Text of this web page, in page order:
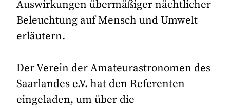
Auswirkungen übermäßiger nächtlicher
Beleuchtung auf Mensch und Umwelt
erläutern.
Der Verein der Amateurastronomen des
Saarlandes e.V. hat den Referenten
eingeladen, um über die